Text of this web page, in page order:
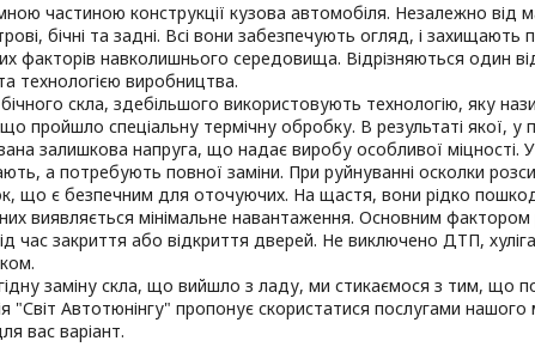
частиною конструкції кузова автомобіля. Незалежно від
бічні та задні. Всі вони забезпечують огляд, і захищають
факторів навколишнього середовища. Відрізняються один
технологією виробництва.
скла, здебільшого використовують технологію, яку
пройшло спеціальну термічну обробку. В результаті якої, у
залишкова напруга, що надає виробу особливої міцності. У
а потребують повної заміни. При руйнуванні осколки
що є безпечним для оточуючих. На щастя, вони рідко
них виявляється мінімальне навантаження. Основним
час закриття або відкриття дверей. Не виключено ДТП,
заміну скла, що вийшло з ладу, ми стикаємося з тим, що
"Світ Автотюнінгу" пропонує скористатися послугами нашого
вас варіант.